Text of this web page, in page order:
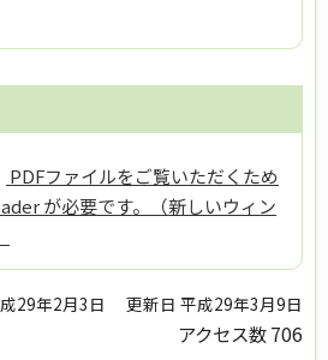
PDFファイルをご覧いただくため
が必要です。（新しいウィン
29年2月3日 更新日 平成29年3月9日
アクセス数706